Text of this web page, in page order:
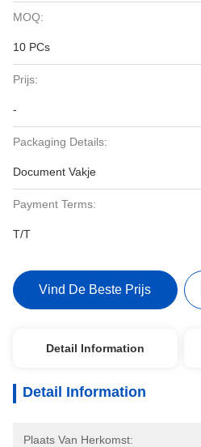
MOQ:
10 PCs
Prijs:
-
Packaging Details:
Document Vakje
Payment Terms:
T/T
Vind De Beste Prijs
Detail Information
Detail Information
Plaats Van Herkomst: